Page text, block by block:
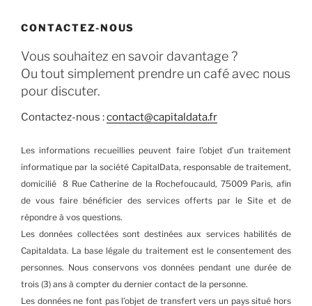
CONTACTEZ-NOUS
Vous souhaitez en savoir davantage ?
Ou tout simplement prendre un café avec nous
pour discuter.
Contactez-nous :contact@capitaldata.fr
Les informations recueillies peuvent faire l’objet d’un traitement
informatique par la société CapitalData, responsable de traitement,
domicilié 8 Rue Catherine de la Rochefoucauld, 75009 Paris, afin
de vous faire bénéficier des services offerts par le Site et de
répondre à vos questions.
Les données collectées sont destinées aux services habilités de
Capitaldata. La base légale du traitement est le consentement des
personnes. Nous conservons vos données pendant une durée de
trois (3) ans à compter du dernier contact de la personne.
Les données ne font pas l’objet de transfert vers un pays situé hors